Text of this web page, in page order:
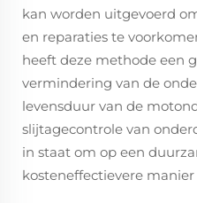
kan worden uitgevoerd
en reparaties te
heeft deze methode een
vermindering van de
levensduur van de
slijtagecontrole van
in staat om op een
kosteneffectievere